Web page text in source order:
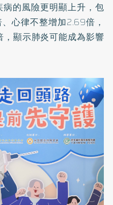
的風險更明顯上升，包
心律不整增加2.69倍，
顯示肺炎可能成為影響